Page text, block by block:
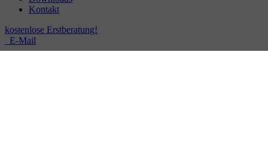
Kontakt
kostenlose Erstberatung!
E-Mail